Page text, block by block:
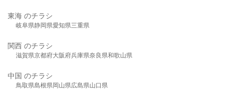
東海 のチラシ
岐阜県静岡県愛知県三重県
関西 のチラシ
滋賀県京都府大阪府兵庫県奈良県和歌山県
中国 のチラシ
鳥取県島根県岡山県広島県山口県